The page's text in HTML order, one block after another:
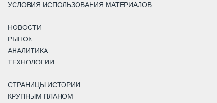
УСЛОВИЯ ИСПОЛЬЗОВАНИЯ МАТЕРИАЛОВ
НОВОСТИ
РЫНОК
АНАЛИТИКА
ТЕХНОЛОГИИ
СТРАНИЦЫ ИСТОРИИ
КРУПНЫМ ПЛАНОМ